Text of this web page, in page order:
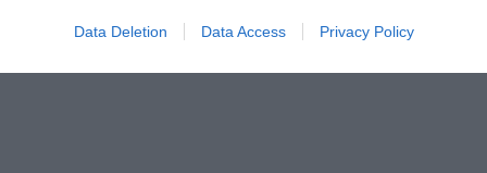
Data Deletion Data Access Privacy Policy